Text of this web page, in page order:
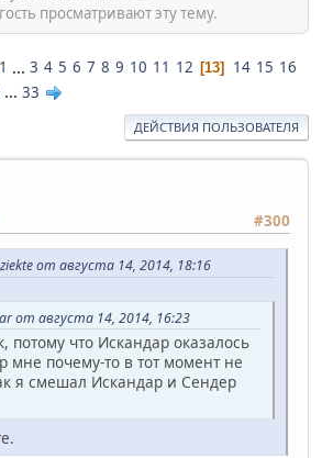
просматривают эту тему.
1 ... 3 4 5 6 7 8 9 10 11 12 13 14 15 16
... 33
ДЕЙСТВИЯ ПОЛЬЗОВАТЕЛЯ
#300
от августа 14, 2014, 18:16
от августа 14, 2014, 16:23
потому что Искандар оказалось
мне почему-то в тот момент не
я смешал Искандар и Сендер